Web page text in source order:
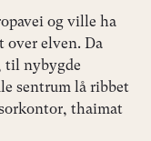
og ville ha
elven. Da
til nybygde
sentrum lå ribbet
thaimat